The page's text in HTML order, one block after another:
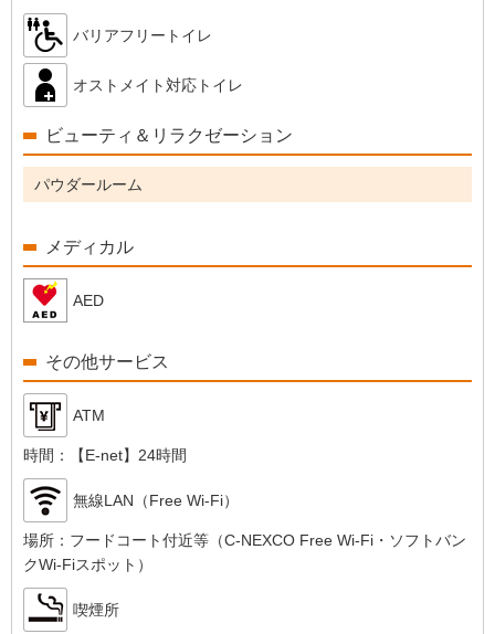
バリアフリートイレ
オストメイト対応トイレ
ビューティ＆リラクゼーション
パウダールーム
メディカル
AED
その他サービス
ATM
時間： 【E-net】24時間
無線LAN（Free Wi-Fi）
場所： フードコート付近等（C-NEXCO Free Wi-Fi・ソフトバン
クWi-Fiスポット）
喫煙所